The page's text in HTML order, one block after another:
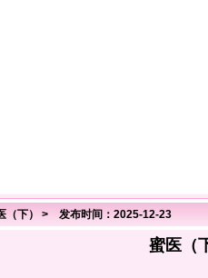
（下） > 发布时间：2025-12-23
蜜医（